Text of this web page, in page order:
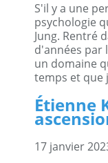
S'il y a une
psychologie
Jung. Rentré
d'années par
un domaine
temps et que
Étienne
17 janvier